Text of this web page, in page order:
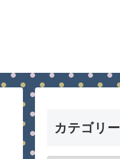
カテゴリー